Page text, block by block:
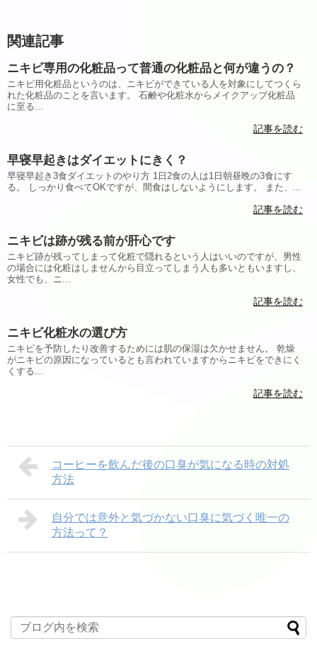
関連記事
ニキビ専用の化粧品って普通の化粧品と何が違うの？
ニキビ用化粧品というのは、ニキビができている人を対象にしてつくら
れた化粧品のことを言います。 石鹸や化粧水からメイクアップ化粧品
に至る...
記事を読む
早寝早起きはダイエットにきく？
早寝早起き3食ダイエットのやり方 1日2食の人は1日朝昼晩の3食にす
る。 しっかり食べてOKですが、間食はしないようにします。 また、...
記事を読む
ニキビは跡が残る前が肝心です
ニキビ跡が残ってしまって化粧で隠れるという人はいいのですが、男性
の場合には化粧はしませんから目立ってしまう人も多いともいますし、
女性でも、ニ...
記事を読む
ニキビ化粧水の選び方
ニキビを予防したり改善するためには肌の保湿は欠かせません。 乾燥
がニキビの原因になっているとも言われていますからニキビをできにく
くする...
記事を読む
コーヒーを飲んだ後の口臭が気になる時の対処
方法
自分では意外と気づかない口臭に気づく唯一の
方法って？